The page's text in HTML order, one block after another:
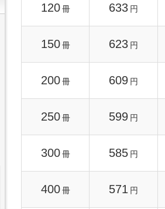
120 冊 633 円
150 冊 623 円
200 冊 609 円
250 冊 599 円
300 冊 585 円
400 冊 571 円